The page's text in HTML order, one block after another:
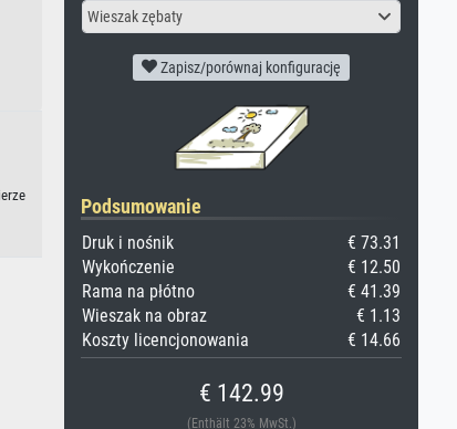
Wieszak zębaty
Zapisz/porównaj konfigurację
Podsumowanie
Druk i nośnik
€ 73.31
Wykończenie
€ 12.50
Rama na płótno
€ 41.39
Wieszak na obraz
€ 1.13
Koszty licencjonowania
€ 14.66
€ 142.99
(Enthält 23% MwSt.)